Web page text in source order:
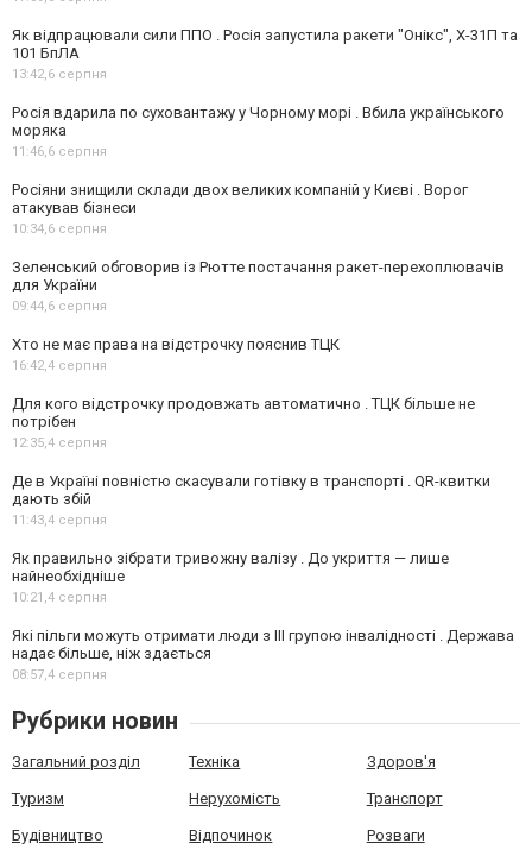
Як відпрацювали сили ППО . Росія запустила ракети "Онікс", Х-31П та
101 БпЛА
13:42,6 серпня
Росія вдарила по суховантажу у Чорному морі . Вбила українського
моряка
11:46,6 серпня
Росіяни знищили склади двох великих компаній у Києві . Ворог
атакував бізнеси
10:34,6 серпня
Зеленський обговорив із Рютте постачання ракет-перехоплювачів
для України
09:44,6 серпня
Хто не має права на відстрочку пояснив ТЦК
16:42,4 серпня
Для кого відстрочку продовжать автоматично . ТЦК більше не
потрібен
12:35,4 серпня
Де в Україні повністю скасували готівку в транспорті . QR-квитки
дають збій
11:43,4 серпня
Як правильно зібрати тривожну валізу . До укриття — лише
найнеобхідніше
10:21,4 серпня
Які пільги можуть отримати люди з III групою інвалідності . Держава
надає більше, ніж здається
08:57,4 серпня
Рубрики новин
Загальний розділ Техніка Здоров'я
Туризм Нерухомість Транспорт
Будівництво Відпочинок Розваги